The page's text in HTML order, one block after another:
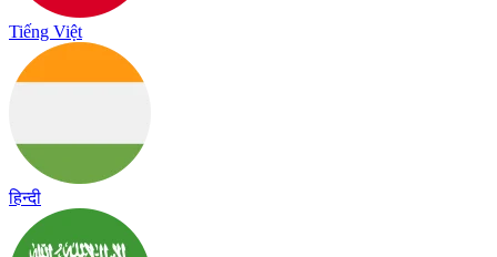
Tiếng Việt
हिन्दी